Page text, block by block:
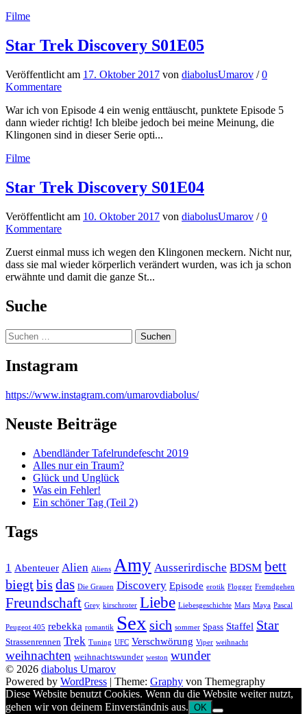
Filme
Star Trek Discovery S01E05
Veröffentlicht am 17. Oktober 2017 von diabolusUmarov /0
Kommentare
War ich von Episode 4 ein wenig enttäuscht, punktete Episode 5
dann wieder richtig! Ich bleibe jedoch bei meine Meinung, die
Klingonen sind in dieser Serie opti...
Filme
Star Trek Discovery S01E04
Veröffentlicht am 10. Oktober 2017 von diabolusUmarov /0
Kommentare
Zuerst einmal muss ich wegen den Klingonen meckern. Nicht nur,
dass sie mal wieder körperlich verändert wurden, was ich ja schon
erwähnte und damit die ganze St...
Suche
Suchen
nach:
Instagram
https://www.instagram.com/umarovdiabolus/
Neuste Beiträge
Abendländer Tafelrundefescht 2019
Alles nur ein Traum?
Glück und Unglück
Was ein Fehler!
Ein schöner Tag (Teil 2)
Tags
1 Abenteuer Alien Aliens Amy Ausserirdische BDSM bett
biegtbis das Die Grauen Discovery Episode erotik Flogger Fremdgehen
Freundschaft Grey kirschroter Liebe Liebesgeschichte Mars Maya Pascal
Peugeot 405 rebekka romantik Sex sich sommer Spass Staffel Star
Strassenrennen Trek Tuning UFC Verschwörung Viper weihnacht
weihnachten weihnachtswunder weston wunder
© 2026 diabolus Umarov
Powered by WordPress | Theme: Graphy von Themegraphy
Diese Website benutzt Cookies. Wenn du die Website weiter nutzt,
gehen wir von deinem Einverständnis aus. OK